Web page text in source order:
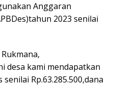
Anggaran
2023 senilai
desa kami mendapatkan
Rp.63.285.500,dana